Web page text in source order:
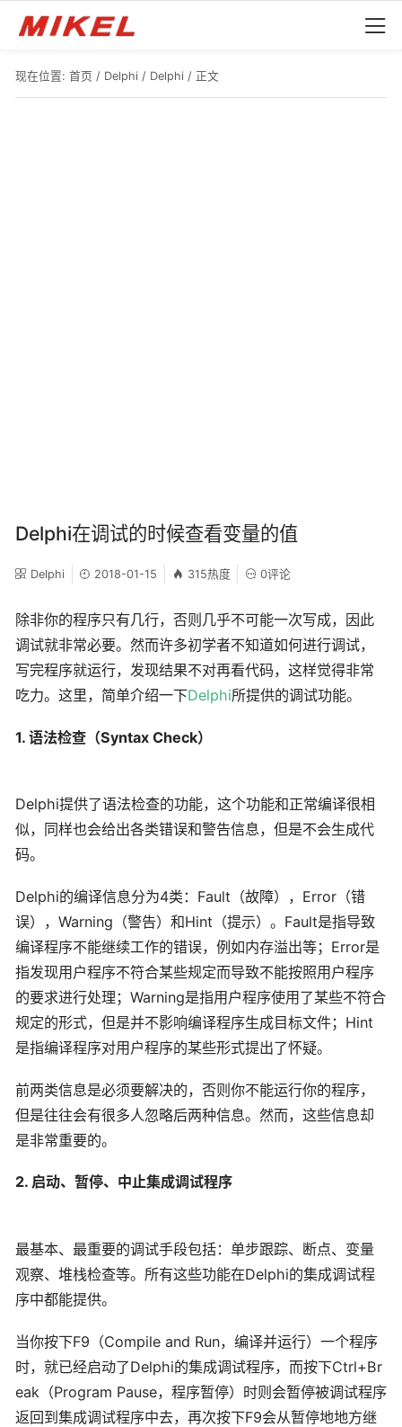
现在位置: 首页 / Delphi / Delphi / 正文
Delphi在调试的时候查看变量的值
Delphi 2018-01-15 315热度 0评论
除非你的程序只有几行，否则几乎不可能一次写成，因此
调试就非常必要。然而许多初学者不知道如何进行调试，
写完程序就运行，发现结果不对再看代码，这样觉得非常
吃力。这里，简单介绍一下Delphi所提供的调试功能。
1. 语法检查（Syntax Check）
Delphi提供了语法检查的功能，这个功能和正常编译很相
似，同样也会给出各类错误和警告信息，但是不会生成代
码。
Delphi的编译信息分为4类：Fault（故障），Error（错
误），Warning（警告）和Hint（提示）。Fault是指导致
编译程序不能继续工作的错误，例如内存溢出等；Error是
指发现用户程序不符合某些规定而导致不能按照用户程序
的要求进行处理；Warning是指用户程序使用了某些不符合
规定的形式，但是并不影响编译程序生成目标文件；Hint
是指编译程序对用户程序的某些形式提出了怀疑。
前两类信息是必须要解决的，否则你不能运行你的程序，
但是往往会有很多人忽略后两种信息。然而，这些信息却
是非常重要的。
2. 启动、暂停、中止集成调试程序
最基本、最重要的调试手段包括：单步跟踪、断点、变量
观察、堆栈检查等。所有这些功能在Delphi的集成调试程
序中都能提供。
当你按下F9（Compile and Run，编译并运行）一个程序
时，就已经启动了Delphi的集成调试程序，而按下Ctrl+Br
eak（Program Pause，程序暂停）时则会暂停被调试程序
返回到集成调试程序中去，再次按下F9会从暂停地地方继